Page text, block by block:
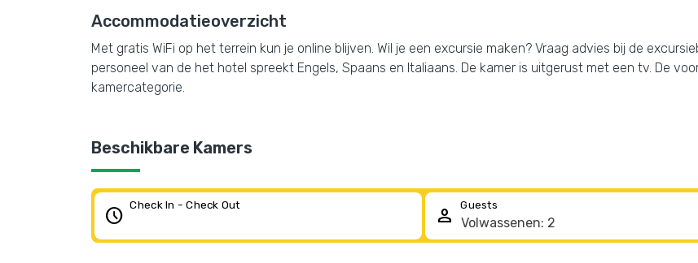
Accommodatieoverzicht
Met gratis WiFi op het terrein kun je online blijven. Wil je een excursie maken? Vraag advies bij de
personeel van de het hotel spreekt Engels, Spaans en Italiaans. De kamer is uitgerust met een tv. De
kamercategorie.
Beschikbare Kamers
schedule Check In - Check Out person Guests